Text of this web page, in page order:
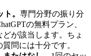
。 専門分野の振り分
の無料プラン、
が該当します。ちょ
問には十分です。